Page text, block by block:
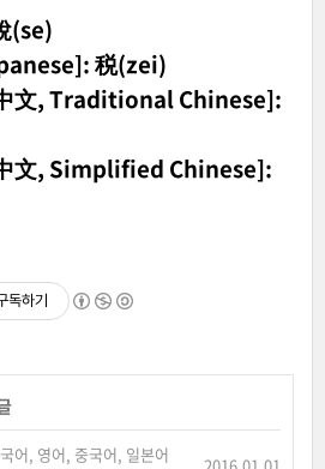
(se)
税(zei)
文, Traditional Chinese]:
文, Simplified Chinese]:
독하기
어, 영어, 중국어, 일본어